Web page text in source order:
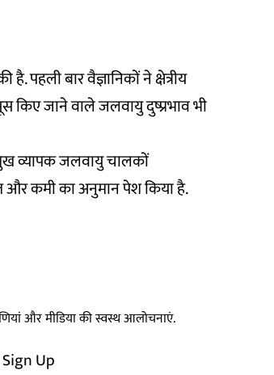
पहली बार वैज्ञानिकों ने क्षेत्रीय
किए जाने वाले जलवायु दुष्प्रभाव भी
व्यापक जलवायु चालकों
कमी का अनुमान पेश किया है.
और मीडिया की स्वस्थ आलोचनाएं.
Sign Up